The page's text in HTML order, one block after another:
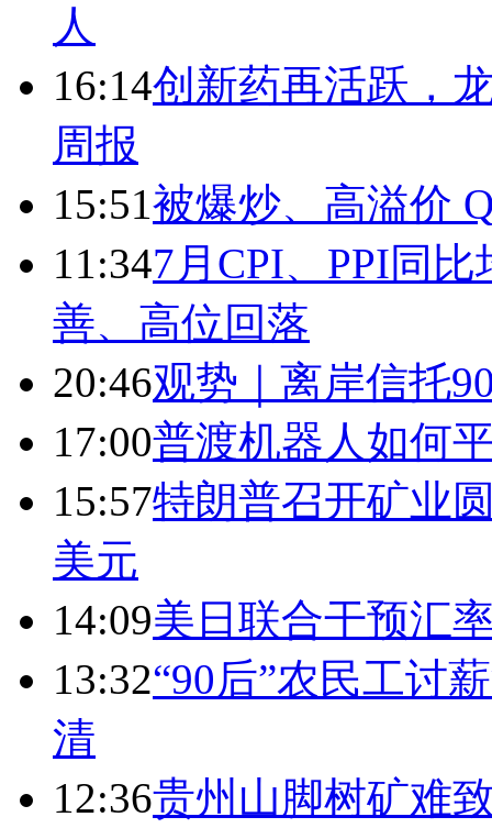
人
16:14创新药再活跃，
周报
15:51被爆炒、高溢价
11:347月CPI、PPI同
善、高位回落
20:46观势｜离岸信托
17:00普渡机器人如何
15:57特朗普召开矿业
美元
14:09美日联合干预汇
13:32“90后”农民工讨
清
12:36贵州山脚树矿难